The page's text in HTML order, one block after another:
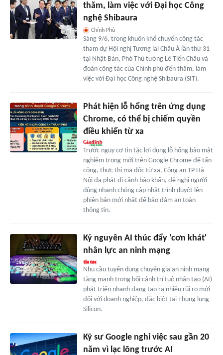
thăm, làm việc với Đại học Công
nghệ Shibaura
Chính Phủ
Sáng 9/6, trong khuôn khổ chuyến công tác
tham dự Hội nghị Tương lai Châu Á lần thứ 31
tại Nhật Bản, Phó Thủ tướng Lê Tiến Châu và
đoàn công tác của Chính phủ đến thăm, làm
việc với Đại học Công nghệ Shibaura (SIT).
Phát hiện lỗ hổng trên ứng dụng
Chrome, có thể bị chiếm quyền
điều khiển từ xa
Trước nguy cơ tin tặc lợi dụng lỗ hổng bảo mật
nghiêm trọng mới trên Google Chrome để tấn
công, thực thi mã độc từ xa, Công an TP Hà
Nội đã phát đi cảnh báo khẩn, đề nghị người
dùng nhanh chóng cập nhật trình duyệt lên
phiên bản mới nhất để bảo đảm an toàn
thông tin.
Kỷ nguyên AI thúc đẩy 'cơn khát'
nhân lực an ninh mạng
Nhu cầu tuyển dụng chuyên gia an ninh mạng
tăng mạnh trong bối cảnh trí tuệ nhân tạo (AI)
phát triển nhanh đang tạo ra nhiều rủi ro mới
đối với doanh nghiệp, đặc biệt tại Thung lũng
Silicon.
Kỹ sư Google nghỉ việc sau gần 20
năm vì lạc lõng trước AI